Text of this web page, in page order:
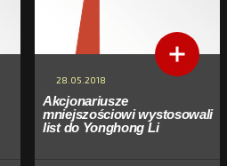
28.05.2018
Akcjonariusze
mniejszościowi wystosowali
list do Yonghong Li